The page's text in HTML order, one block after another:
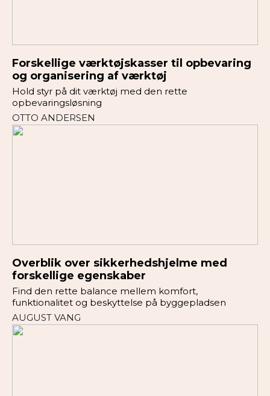
Forskellige værktøjskasser til opbevaring
og organisering af værktøj
Hold styr på dit værktøj med den rette
opbevaringsløsning
OTTO ANDERSEN
Overblik over sikkerhedshjelme med
forskellige egenskaber
Find den rette balance mellem komfort,
funktionalitet og beskyttelse på byggepladsen
AUGUST VANG